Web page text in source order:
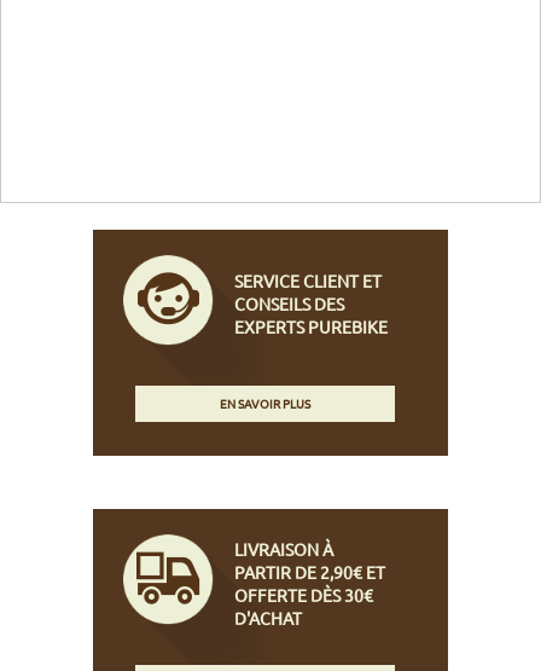
SERVICE CLIENT ET
CONSEILS DES
EXPERTS PUREBIKE
EN SAVOIR PLUS
LIVRAISON À
PARTIR DE 2,90€ ET
OFFERTE DÈS 30€
D'ACHAT